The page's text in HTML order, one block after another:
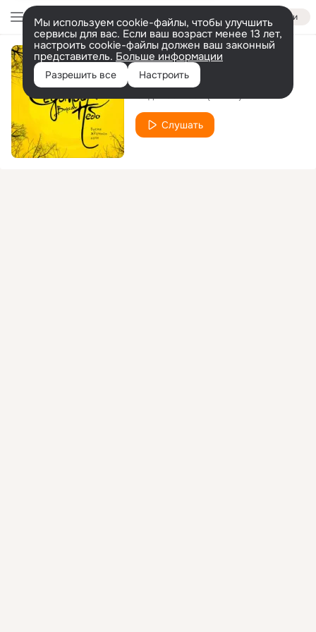
Войти
Мы используем cookie-файлы, чтобы улучшить
сервисы для вас. Если ваш возраст менее 13 лет,
настроить cookie-файлы должен ваш законный
представитель. Больше информации
Разрешить все Настроить
24 Часа
Слушать